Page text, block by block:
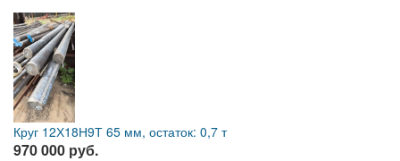
Круг 12Х18Н9Т 65 мм, остаток: 0,7 т
970 000 руб.